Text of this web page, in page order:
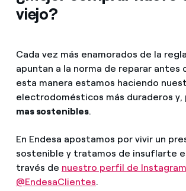
viejo?
Cada vez más enamorados de la
apuntan a la norma de reparar antes
esta manera estamos haciendo
electrodomésticos más duraderos
mas sostenibles.
En Endesa apostamos por vivir un
sostenible y tratamos de insuflarte
través de nuestro perfil de Instagram
@EndesaClientes.